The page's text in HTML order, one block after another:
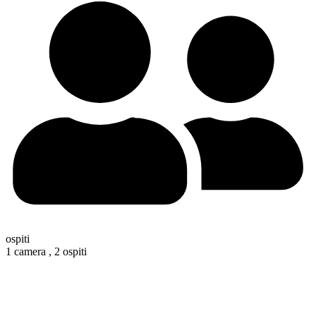
ospiti
1 camera , 2 ospiti